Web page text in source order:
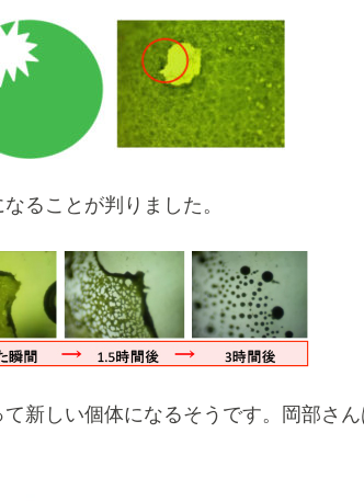
ることが判りました。
新しい個体になるそうです。岡部さ